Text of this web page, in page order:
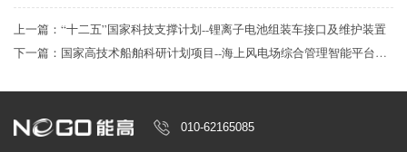
上一篇：“十二五”国家科技支撑计划--锂离子电池组装车接口及维护装置
下一篇：国家高技术船舶科研计划项目--海上风电场综合管理智能平台研究
010-62165085